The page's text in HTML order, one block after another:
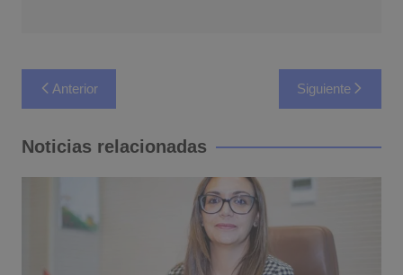
Navegación
de
entradas
Anterior Siguiente
Noticias relacionadas